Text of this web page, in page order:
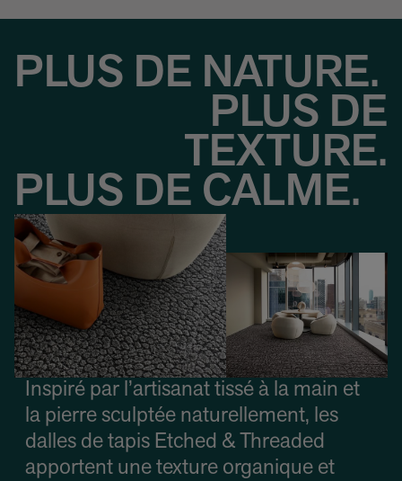
PLUS DE NATURE.
PLUS DE
TEXTURE.
PLUS DE CALME.
Inspiré par l’artisanat tissé à la main et
la pierre sculptée naturellement, les
dalles de tapis Etched & Threaded
apportent une texture organique et